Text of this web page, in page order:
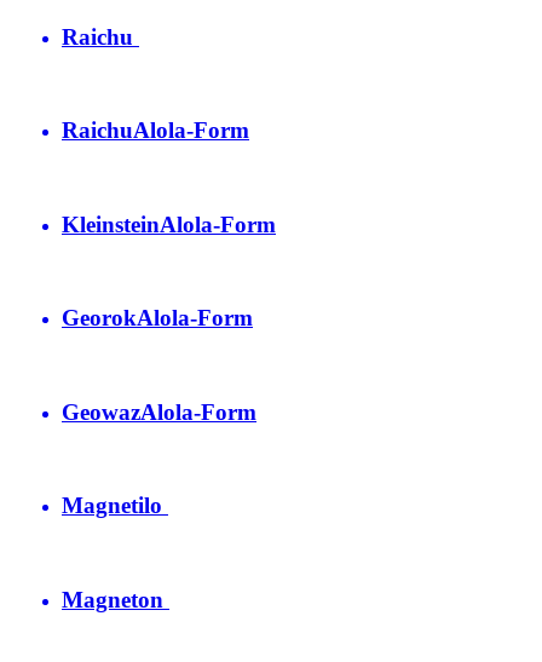
Raichu
RaichuAlola-Form
KleinsteinAlola-Form
GeorokAlola-Form
GeowazAlola-Form
Magnetilo
Magneton